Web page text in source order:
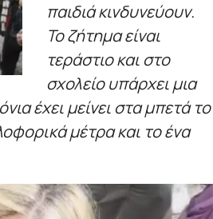
παιδιά κινδυνεύουν.
Το ζήτημα είναι
τεράστιο και στο
σχολείο υπάρχει μια
έχει μείνει στα μπετά το
μέτρα και το ένα